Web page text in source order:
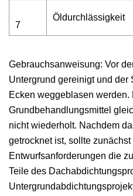
7
Öldurchlässigkeit
Gebrauchsanweisung: Vor
Untergrund gereinigt und der
Ecken weggeblasen werden.
Grundbehandlungsmittel
nicht wiederholt. Nachdem
getrocknet ist, sollte
Entwurfsanforderungen die
Teile des